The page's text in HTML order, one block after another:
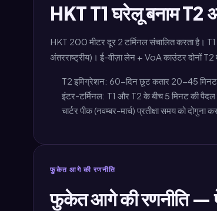
HKT T1 घरेलू बनाम T2
HKT 200 मीटर दूर 2 टर्मिनल संचालित करता है।
अंतरराष्ट्रीय)। ई-वीज़ा लेन + VoA काउंटर दोनों T2
T2 इमिग्रेशन: 60-दिन छूट कतार 20-45
इंटर-टर्मिनल: T1 और T2 के बीच 5 मिनट की पैदल
चार्टर पीक (नवम्बर-मार्च) प्रतीक्षा समय को दोगुना
फुकेत आगे की रणनीति
फुकेत आगे की रणनीति —